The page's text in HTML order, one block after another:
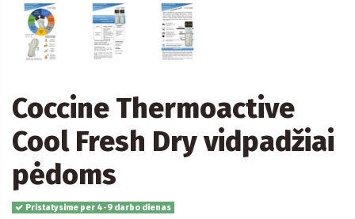
Coccine Thermoactive
Cool Fresh Dry vidpadžiai
pėdoms
Pristatysime per 4-9 darbo dienas